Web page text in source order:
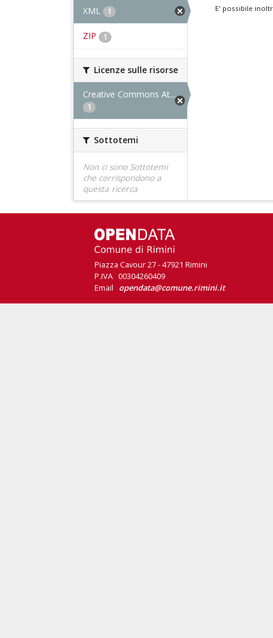
XML 1
ZIP 1
Licenze sulle risorse
Creative Commons At...
1
Sottotemi
Non ci sono Sottotemi
che corrispondono a
questa ricerca
E' possibile
Piazza Cavour 27 - 47921 Rimini
P.IVA 00304260409
Email opendata@comune.rimini.it